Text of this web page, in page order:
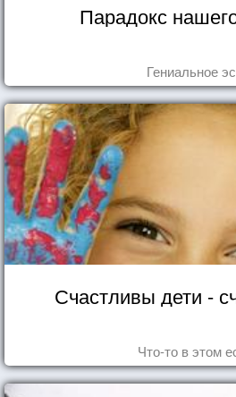
Парадокс
Гениальное
Счастливы дети -
Что-то в этом